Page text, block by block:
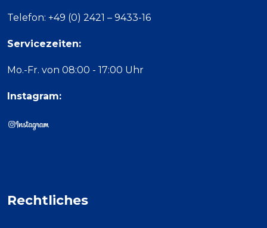
Telefon: +49 (0) 2421 – 9433-16
Servicezeiten:
Mo.-Fr. von 08:00 - 17:00 Uhr
Instagram:
Rechtliches